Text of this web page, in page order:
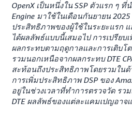
OpenX เป็นหนึ่งใน SSP ตัวแรก ๆ ที่
Engine มาใช้ในเดือนกันยายน
ประสิทธิภาพของผู้ใช้ในระยะแรก
ได้ผลลัพธ์แบบนี้เสมอไป การเปรียบ
ผลกระทบตามฤดูกาลและการเติบโ
รวมนอกเหนือจากผลกระทบ DTE
สะท้อนถึงประสิทธิภาพโดยรวมใน
การเพิ่มประสิทธิภาพ DSP ของ
อยู่ในช่วงเวลาที่ทำการตรวจวัด รว
DTE ผลลัพธ์ของแต่ละแคมเปญอาจ